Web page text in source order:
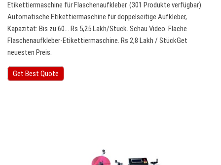
Etikettiermaschine für Flaschenaufkleber. (301 Produkte verfügbar).
Automatische Etikettiermaschine für doppelseitige Aufkleber,
Kapazität: Bis zu 60… Rs 5,25 Lakh/Stück. Schau Video. Flache
Flaschenaufkleber-Etikettiermaschine. Rs 2,8 Lakh / StückGet
neuesten Preis.
Get Best Quote